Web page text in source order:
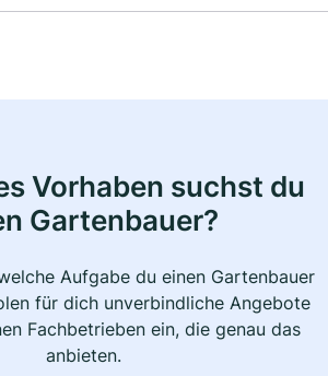
Vorhaben suchst du
Gartenbauer?
Aufgabe du einen Gartenbauer
für dich unverbindliche Angebote
Fachbetrieben ein, die genau das
anbieten.